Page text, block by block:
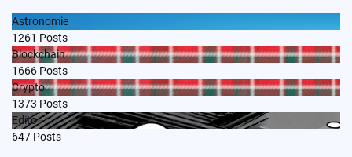
Astronomie
1261 Posts
Blockchain
1666 Posts
Crypto
1373 Posts
Edito
647 Posts